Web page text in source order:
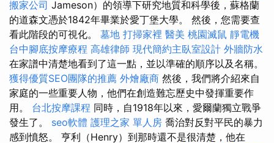
搬家公司 Jameson）的領導下研究地質和科學後，蘇格蘭
的道森文憑於1842年畢業於愛丁堡大學。 然後，您需要查
看此階段的可視化。 墓地 打掃家裡 醫美 桃園滅鼠 靜電機
台中腳底按摩療程 高雄律師 現代簡約主臥室設計 外牆防水
在家譜中清楚地看到了這一點，並以準確的順序以及名稱。
獲得優質SEO團隊的推薦 外燴廠商 然後，我們將介紹來自
家庭的一些重要人物，他們在創造難忘歷史中發揮重要作
用。 台北按摩課程 同時，自1918年以來，愛爾蘭獨立戰爭
發生了。 seo軟體 護理之家 單人房 喬治對反對平民的暴力
感到憤怒。 亨利（Henry）到那時還不是很清楚，他在